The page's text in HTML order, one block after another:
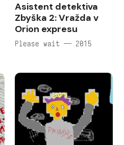
Asistent detektiva
Zbyška 2: Vražda v
Orion expresu
Please wait — 2015